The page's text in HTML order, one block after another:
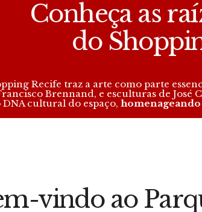
Conheça as
do
Recife traz a arte como parte
Brennand, e esculturas de
DNA cultural do espaço,
vindo ao